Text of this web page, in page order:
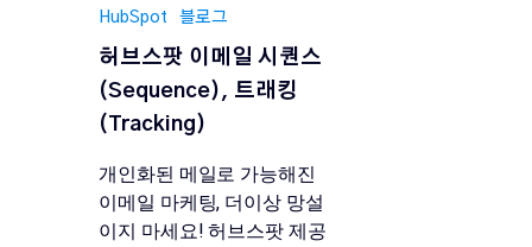
HubSpot 블로그
허브스팟 이메일 시퀀스
(Sequence), 트래킹
(Tracking)
개인화된 메일로 가능해진
이메일 마케팅, 더이상 망설
이지 마세요! 허브스팟 제공